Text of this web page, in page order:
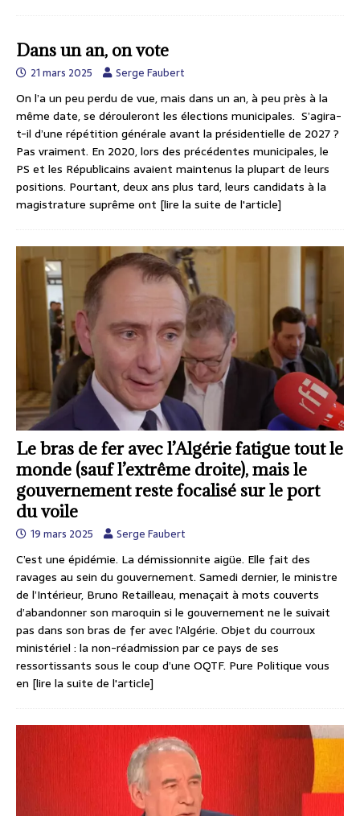
Dans un an, on vote
21 mars 2025 Serge Faubert
On l’a un peu perdu de vue, mais dans un an, à peu près à la
même date, se dérouleront les élections municipales. S’agira-
t-il d’une répétition générale avant la présidentielle de 2027 ?
Pas vraiment. En 2020, lors des précédentes municipales, le
PS et les Républicains avaient maintenus la plupart de leurs
positions. Pourtant, deux ans plus tard, leurs candidats à la
magistrature suprême ont [lire la suite de l'article]
Le bras de fer avec l’Algérie fatigue tout le
monde (sauf l’extrême droite), mais le
gouvernement reste focalisé sur le port
du voile
19 mars 2025 Serge Faubert
C’est une épidémie. La démissionnite aigüe. Elle fait des
ravages au sein du gouvernement. Samedi dernier, le ministre
de l’Intérieur, Bruno Retailleau, menaçait à mots couverts
d’abandonner son maroquin si le gouvernement ne le suivait
pas dans son bras de fer avec l’Algérie. Objet du courroux
ministériel : la non-réadmission par ce pays de ses
ressortissants sous le coup d’une OQTF. Pure Politique vous
en [lire la suite de l'article]